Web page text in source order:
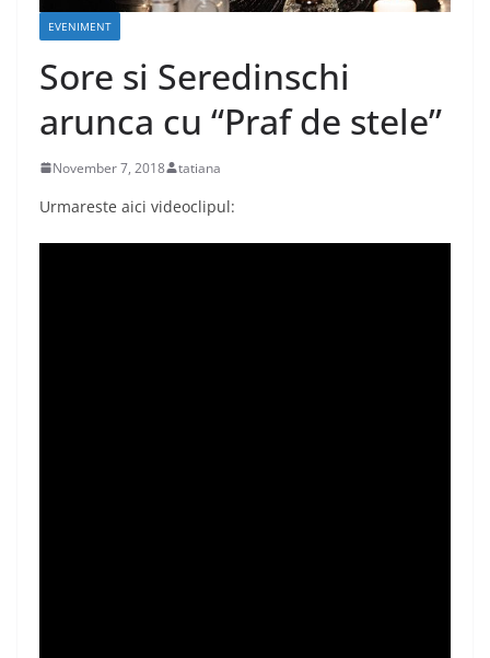
EVENIMENT
Sore si Seredinschi
arunca cu “Praf de stele”
November 7, 2018 tatiana
Urmareste aici videoclipul: